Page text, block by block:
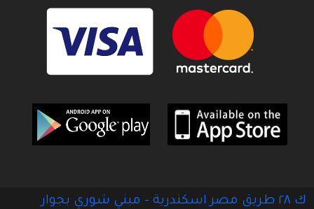
ك ٢٨ طريق مصر اسكندرية - مبني شوري بجوار